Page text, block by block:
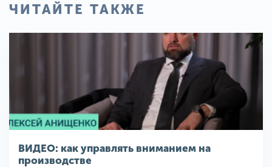
ЧИТАЙТЕ ТАКЖЕ
ВИДЕО: как управлять вниманием на
производстве